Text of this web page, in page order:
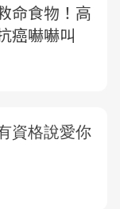
命食物！高
癌嚇嚇叫